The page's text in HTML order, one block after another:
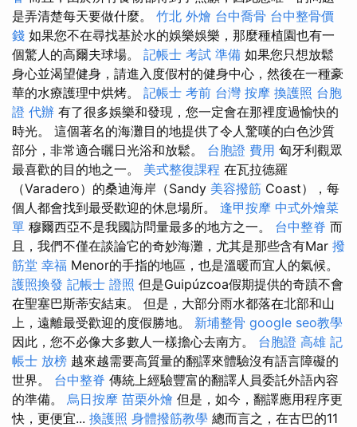
是弄清楚每天要做什麼。 竹北 外燴 台中喬骨 台中整骨價
錢 如果您不在尋找基於水的娛樂娛樂，那麼種植園也有一
個驚人的高爾夫球場。 記帳士 考試 準備 如果您只想放鬆
身心並渴望健身，請進入度假村的健身中心，然後在一種豪
華的水療護理中烘烤。 記帳士 考前 台灣 按摩 換護照 台胞
證 代辦 有了很多娛樂和發現，您一定會在那裡度過愉快的
時光。 這個著名的海灘目的地提供了令人驚嘆的白色沙質
部分，非常適合曬日光浴和放鬆。 台胞證 費用 匈牙利觀眾
最喜歡的目的地之一。 美式整復課程 在瓦拉德羅
（Varadero）的桑迪海岸（Sandy 美容撥筋 Coast），每
個人都會找到最受歡迎的休息場所。 逢甲按摩 中式外燴菜
單 穆爾西亞不是我國訪問量最多的地方之一。 台中整脊 而
且，我們不僅在談論它的奇妙海灘，尤其是那些含有Mar 撥
筋堂 幸福 Menor的手指的地區，也是溫暖而宜人的氣候。
護照換發 記帳士 證照 但是Guipúzcoa假期提供的奇蹟不會
在聖塞巴斯蒂安結束。 但是，大部分雨水都落在北部和山
上，遠離最受歡迎的度假勝地。 新埔整骨 google seo教學
因此，您不必像大多數人一樣擔心去南方。 台胞證 高雄 記
帳士 放榜 越來越需要高質量的翻譯來體驗沒有語言障礙的
世界。 台中整脊 傳統上經驗豐富的翻譯人員委託外語內容
的準備。 烏日按摩 苗栗外燴 但是，如今，翻譯應用程序更
快，更便宜... 換護照 身體撥筋教學 總而言之，在古巴的11